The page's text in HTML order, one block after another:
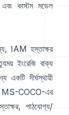
কাস্টম মডেল
IAM হস্তাক্ষর
ইংরেজি বাক্য
একটি দীর্ঘস্থায়ী
MS-COCO-এর
পাঠযোগ্য/